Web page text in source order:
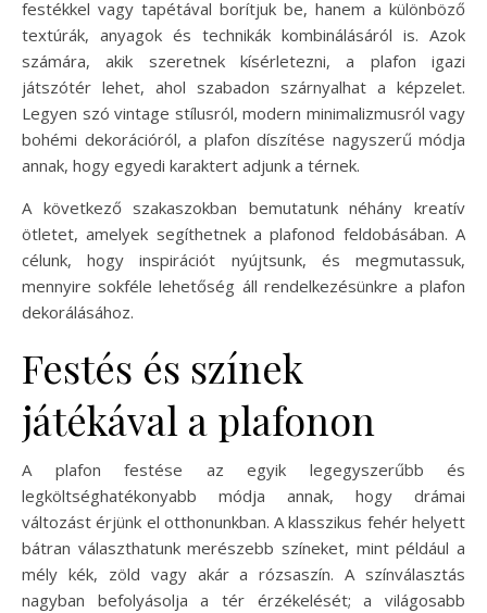
festékkel vagy tapétával borítjuk be, hanem a különböző
textúrák, anyagok és technikák kombinálásáról is. Azok
számára, akik szeretnek kísérletezni, a plafon igazi
játszótér lehet, ahol szabadon szárnyalhat a képzelet.
Legyen szó vintage stílusról, modern minimalizmusról vagy
bohémi dekorációról, a plafon díszítése nagyszerű módja
annak, hogy egyedi karaktert adjunk a térnek.
A következő szakaszokban bemutatunk néhány kreatív
ötletet, amelyek segíthetnek a plafonod feldobásában. A
célunk, hogy inspirációt nyújtsunk, és megmutassuk,
mennyire sokféle lehetőség áll rendelkezésünkre a plafon
dekorálásához.
Festés és színek
játékával a plafonon
A plafon festése az egyik legegyszerűbb és
legköltséghatékonyabb módja annak, hogy drámai
változást érjünk el otthonunkban. A klasszikus fehér helyett
bátran választhatunk merészebb színeket, mint például a
mély kék, zöld vagy akár a rózsaszín. A színválasztás
nagyban befolyásolja a tér érzékelését; a világosabb